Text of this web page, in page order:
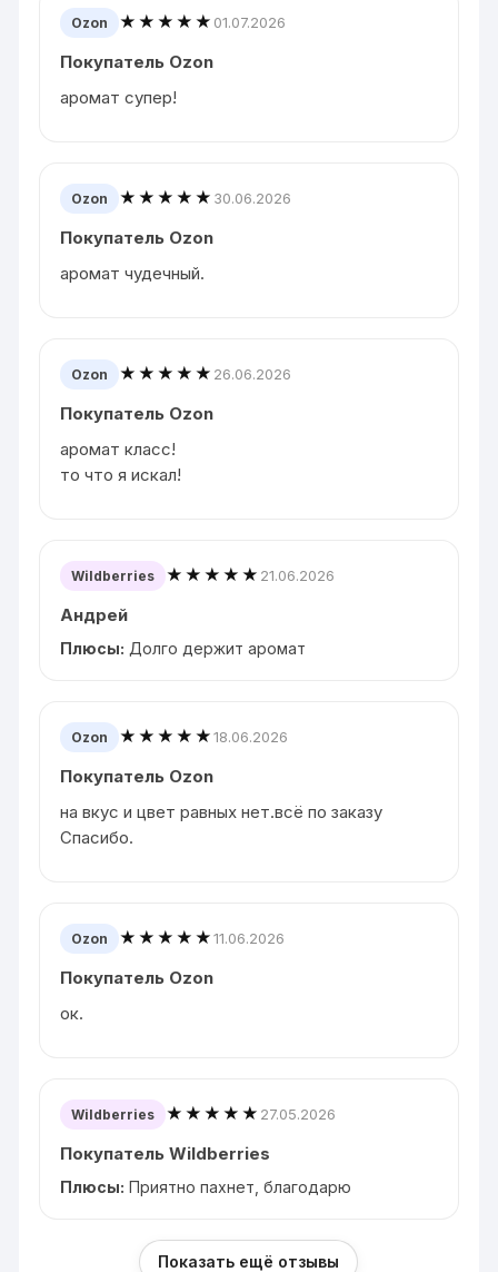
Ozon ★★★★★ 01.07.2026
Покупатель Ozon
аромат супер!
Ozon ★★★★★ 30.06.2026
Покупатель Ozon
аромат чудечный.
Ozon ★★★★★ 26.06.2026
Покупатель Ozon
аромат класс!
то что я искал!
Wildberries ★★★★★ 21.06.2026
Андрей
Плюсы: Долго держит аромат
Ozon ★★★★★18.06.2026
Покупатель Ozon
на вкус и цвет равных нет.всё по заказу
Спасибо.
Ozon ★★★★★11.06.2026
Покупатель Ozon
ок.
Wildberries ★★★★★ 27.05.2026
Покупатель Wildberries
Плюсы: Приятно пахнет, благодарю
Показать ещё отзывы